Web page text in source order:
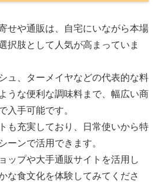
せや通販は、自宅にいながら本場
択肢として人気が高まっていま
ュ、ターメイヤなどの代表的な料
うな便利な調味料まで、幅広い商
入手可能です。
も充実しており、日常使いから特
ーンで活用できます。
ップや大手通販サイトを活用し
な食文化を体験してみてくださ